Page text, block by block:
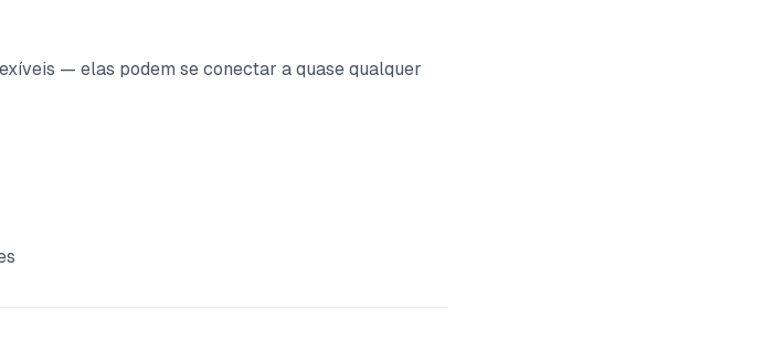
— elas podem se conectar a quase qualquer